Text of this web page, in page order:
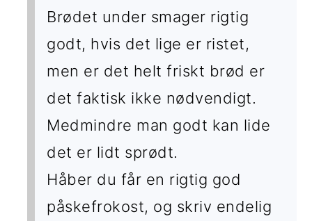
Brødet under smager rigtig
godt, hvis det lige er ristet,
men er det helt friskt brød er
det faktisk ikke nødvendigt.
Medmindre man godt kan lide
det er lidt sprødt.
Håber du får en rigtig god
påskefrokost, og skriv endelig